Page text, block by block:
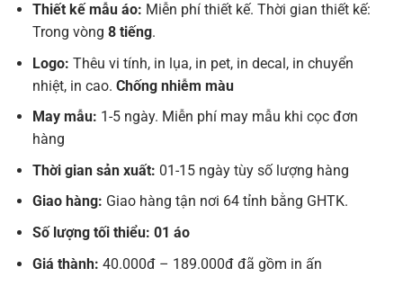
Thiết kế mẫu áo: Miễn phí thiết kế. Thời gian thiết kế:
Trong vòng 8 tiếng.
Logo: Thêu vi tính, in lụa, in pet, in decal, in chuyển
nhiệt, in cao. Chống nhiễm màu
May mẫu: 1-5 ngày. Miễn phí may mẫu khi cọc đơn
hàng
Thời gian sản xuất: 01-15 ngày tùy số lượng hàng
Giao hàng: Giao hàng tận nơi 64 tỉnh bằng GHTK.
Số lượng tối thiểu: 01 áo
Giá thành: 40.000đ – 189.000đ đã gồm in ấn